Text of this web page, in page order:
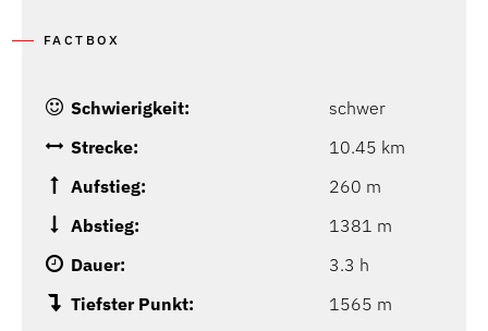
FACTBOX
Schwierigkeit:
schwer
Strecke:
10.45 km
Aufstieg:
260 m
Abstieg:
1381 m
Dauer:
3.3 h
Tiefster Punkt:
1565 m